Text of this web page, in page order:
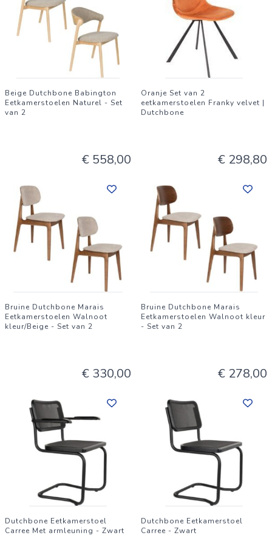
Beige Dutchbone Babington
Eetkamerstoelen Naturel - Set
van 2
€ 558,00
Oranje Set van 2
eetkamerstoelen Franky velvet |
Dutchbone
€ 298,80
Bruine Dutchbone Marais
Eetkamerstoelen Walnoot
kleur/Beige - Set van 2
€ 330,00
Bruine Dutchbone Marais
Eetkamerstoelen Walnoot kleur
- Set van 2
€ 278,00
Dutchbone Eetkamerstoel
Carree Met armleuning - Zwart
Dutchbone Eetkamerstoel
Carree - Zwart